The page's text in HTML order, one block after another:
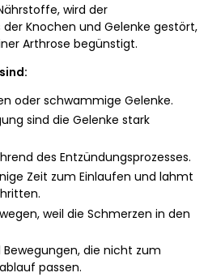
wird der
Knochen und Gelenke gestört,
Arthrose begünstigt.
oder schwammige Gelenke.
sind die Gelenke stark
des Entzündungsprozesses.
Zeit zum Einlaufen und lahmt
weil die Schmerzen in den
die nicht zum
passen.